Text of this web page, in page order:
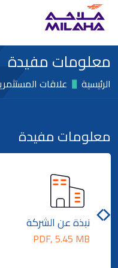
Skip to main content
لمحة
القيم
الأسطول
دعم
لمحة عامة
أسهم ملاحة
معلومات مفيدة
الرئيسية علاقات
معلومات مفيدة
نبذة عن الشركة
PDF, 5.45 MB